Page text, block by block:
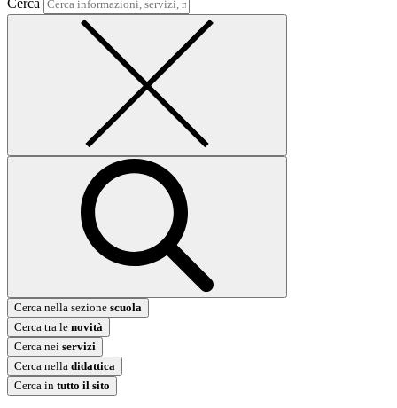
Cerca nella sezione scuola
Cerca tra le novità
Cerca nei servizi
Cerca nella didattica
Cerca in tutto il sito